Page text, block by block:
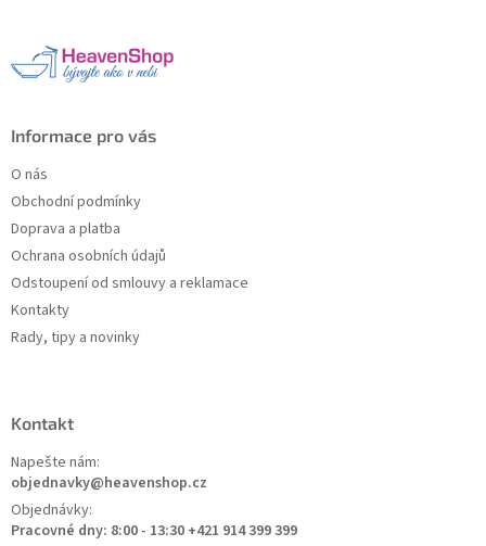
Informace pro vás
O nás
Obchodní podmínky
Doprava a platba
Ochrana osobních údajů
Odstoupení od smlouvy a reklamace
Kontakty
Rady, tipy a novinky
Kontakt
Napešte nám:
objednavky@heavenshop.cz
Objednávky:
Pracovné dny: 8:00 - 13:30 +421 914 399 399